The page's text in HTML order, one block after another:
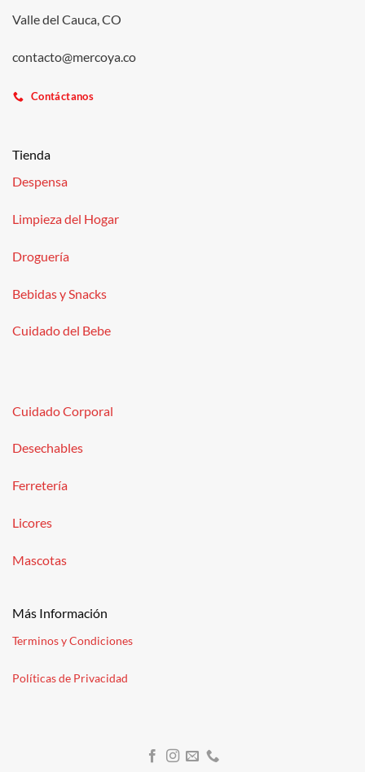
Valle del Cauca, CO
contacto@mercoya.co
Contáctanos
Tienda
Despensa
Limpieza del Hogar
Droguería
Bebidas y Snacks
Cuidado del Bebe
Cuidado Corporal
Desechables
Ferretería
Licores
Mascotas
Más Información
Terminos y Condiciones
Políticas de Privacidad